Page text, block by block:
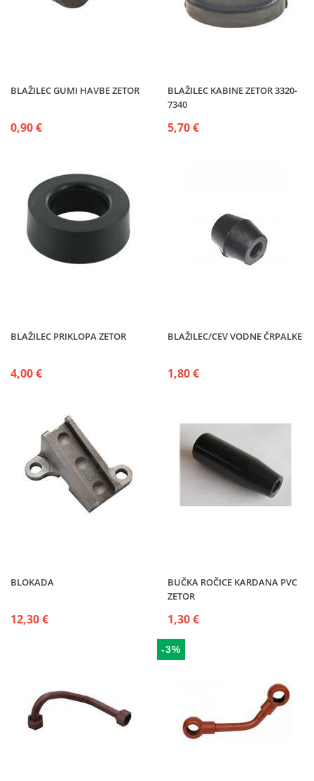
BLAŽILEC GUMI HAVBE ZETOR
0,90 €
BLAŽILEC KABINE ZETOR 3320-
7340
5,70 €
BLAŽILEC PRIKLOPA ZETOR
4,00 €
BLAŽILEC/CEV VODNE ČRPALKE
1,80 €
BLOKADA
12,30 €
BUČKA ROČICE KARDANA PVC
ZETOR
1,30 €
-3%